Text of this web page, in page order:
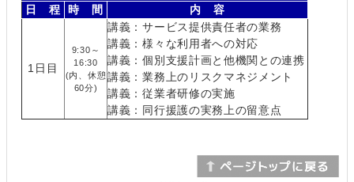
日 程
時 間 内 容
1日目
9:30～
16:30
(内、休憩
60分)
講義：サービス提供責任者の業務
講義：様々な利用者への対応
講義：個別支援計画と他機関との連携
講義：業務上のリスクマネジメント
講義：従業者研修の実施
講義：同行援護の実務上の留意点